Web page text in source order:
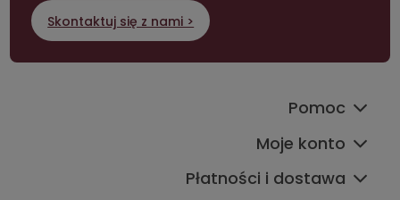
Skontaktuj się z nami >
Pomoc
Moje konto
Płatności i dostawa